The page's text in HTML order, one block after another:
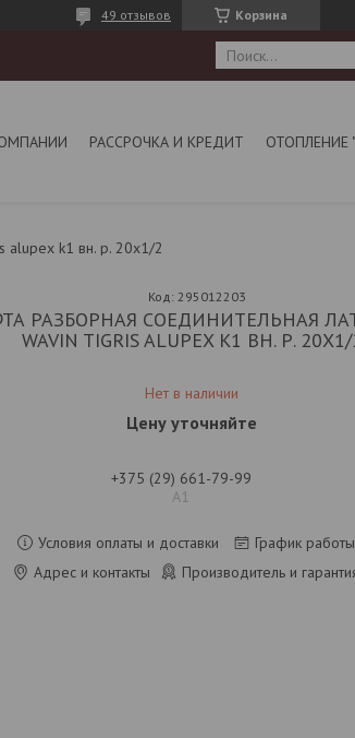
Корзина
49 отзывов
РАССРОЧКА И КРЕДИТ ОТОПЛЕНИЕ
alupex k1 вн. р. 20x1/2
РАЗБОРНАЯ СОЕДИНИТЕЛЬНАЯ
WAVIN TIGRIS ALUPEX K1 ВН. Р.
Нет в наличии
Код:295012203
Цену уточняйте
+375 (29) 661-79-99
А1
Условия оплаты и доставки
График работы
Адрес и контакты
Производитель и